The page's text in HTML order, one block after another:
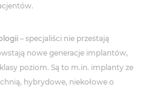
– specjaliści nie przestają
nowe generacje implantów,
poziom. Są to m.in. implanty ze
hybrydowe, niekołowe o